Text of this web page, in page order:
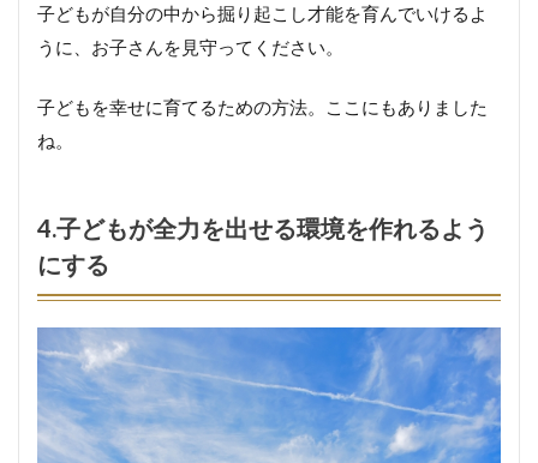
子どもが自分の中から掘り起こし才能を育んでいけるよ
うに、お子さんを見守ってください。
子どもを幸せに育てるための方法。ここにもありました
ね。
4.子どもが全力を出せる環境を作れるよう
にする